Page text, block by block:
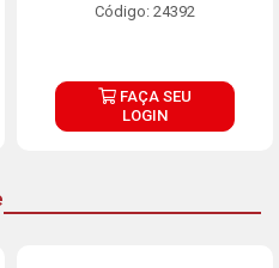
Código: 24392
FAÇA SEU
LOGIN